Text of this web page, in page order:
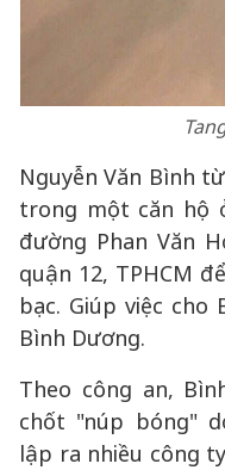
Nguyễn Văn Bình
trong một căn hộ
đường Phan Văn
quận 12, TPHCM
bạc. Giúp việc cho
Bình Dương.
Theo công an,
chốt "núp bóng"
lập ra nhiều công